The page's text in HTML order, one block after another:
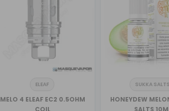
ELEAF
MELO 4 ELEAF EC2 0.5OHM
SUKKA SALTS
HONEYDEW